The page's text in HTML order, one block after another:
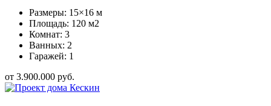
Размеры: 15×16 м
Площадь: 120 м2
Комнат: 3
Ванных: 2
Гаражей: 1
от 3.900.000 руб.